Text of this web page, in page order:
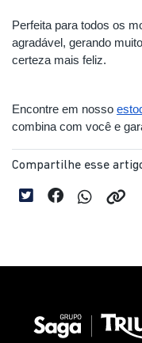
Perfeita para todos os
agradável, gerando
certeza mais feliz.
Encontre em nosso
combina com você e
Compartilhe esse